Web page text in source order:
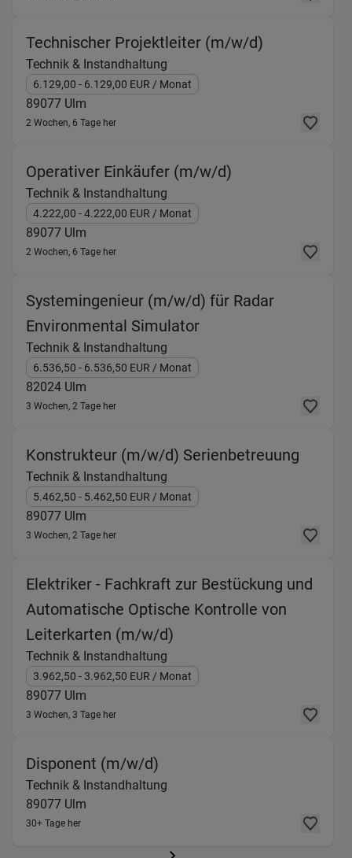
Technischer Projektleiter (m/w/d)
Technik & Instandhaltung
6.129,00 - 6.129,00 EUR / Monat
89077 Ulm
2 Wochen, 6 Tage her
Operativer Einkäufer (m/w/d)
Technik & Instandhaltung
4.222,00 - 4.222,00 EUR / Monat
89077 Ulm
2 Wochen, 6 Tage her
Systemingenieur (m/w/d) für Radar
Environmental Simulator(Technik &
Technik & Instandhaltung
6.536,50 - 6.536,50 EUR / Monat
82024 Ulm
3 Wochen, 2 Tage her
Konstrukteur (m/w/d) Serienbetreuung
Technik & Instandhaltung
5.462,50 - 5.462,50 EUR / Monat
89077 Ulm
3 Wochen, 2 Tage her
Elektriker - Fachkraft zur Bestückung und
Automatische Optische Kontrolle von
Leiterkarten (m/w/d)
Technik & Instandhaltung
3.962,50 - 3.962,50 EUR / Monat
89077 Ulm
3 Wochen, 3 Tage her
Disponent (m/w/d)
Technik & Instandhaltung
89077 Ulm
30+ Tage her